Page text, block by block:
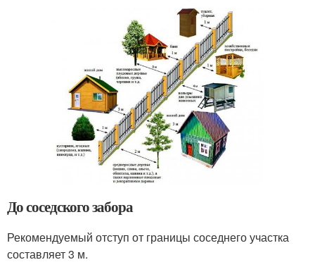
До соседского забора
Рекомендуемый отступ от границы соседнего участка
составляет 3 м.